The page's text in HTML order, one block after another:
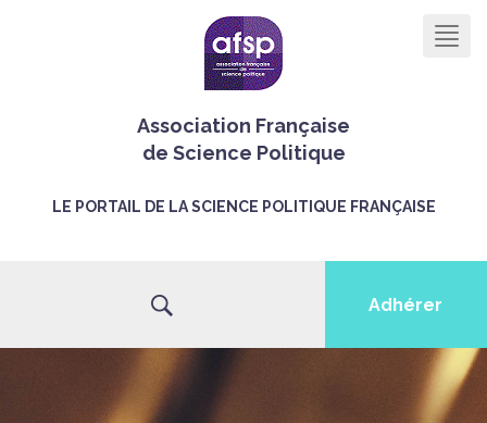
Association Française
de Science Politique
LE PORTAIL DE LA SCIENCE POLITIQUE FRANÇAISE
Adhérer